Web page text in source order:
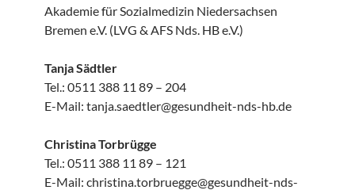
Akademie für Sozialmedizin Niedersachsen
Bremen e.V. (LVG & AFS Nds. HB e.V.)
Tanja Sädtler
Tel.: 0511 388 11 89 – 204
E-Mail: tanja.saedtler@gesundheit-nds-hb.de
Christina Torbrügge
Tel.: 0511 388 11 89 – 121
E-Mail: christina.torbruegge@gesundheit-nds-